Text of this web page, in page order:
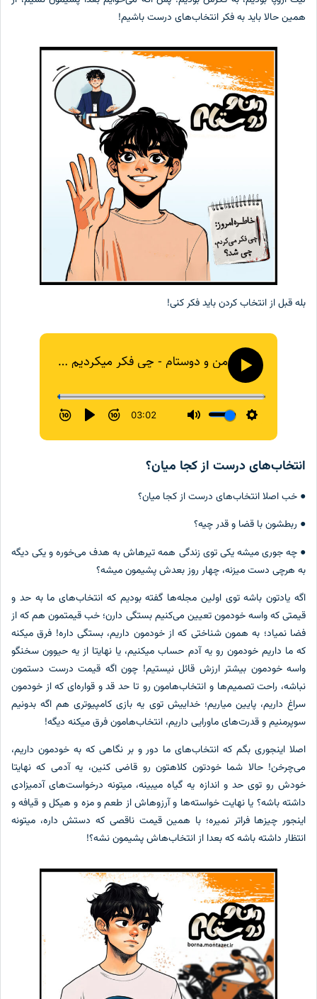
همین حالا باید به فکر انتخاب‌های درست باشیم!
بله قبل از انتخاب کردن باید فکر کنی!
انتخاب‌های درست از کجا میان؟
● خب اصلا انتخاب‌های درست از کجا میان؟
● ربطشون با قضا و قدر چیه؟
● چه جوری میشه یکی توی زندگی همه تیرهاش به هدف می‌خوره و یکی دیگه
به هرچی دست میزنه، چهار روز بعدش پشیمون میشه؟
اگه یادتون باشه توی اولین مجله‌ها گفته بودیم که انتخاب‌های ما به حد و
قیمتی که واسه خودمون تعیین می‌کنیم بستگی دارن؛ خب قیمتمون هم که از
فضا نمیاد؛ به همون شناختی که از خودمون داریم، بستگی داره! فرق میکنه
که ما داریم خودمون رو یه آدم حساب میکنیم، یا نهایتا از یه حیوون سخنگو
واسه خودمون بیشتر ارزش قائل نیستیم! چون اگه قیمت درست دستمون
نباشه، راحت تصمیم‌ها و انتخاب‌هامون رو تا حد قد و قواره‌ای که از خودمون
سراغ داریم، پایین میاریم؛ خداییش توی یه بازی کامپیوتری هم اگه بدونیم
سوپرمنیم و قدرت‌های ماورایی داریم، انتخاب‌هامون فرق میکنه دیگه!
اصلا اینجوری بگم که انتخاب‌های ما دور و بر نگاهی که به خودمون داریم،
می‌چرخن! حالا شما خودتون کلاهتون رو قاضی کنین، یه آدمی که نهایتا
خودش رو توی حد و اندازه یه گیاه میبینه، میتونه درخواست‌های آدمیزادی
داشته باشه؟ یا نهایت خواسته‌ها و آرزوهاش از طعم و مزه و هیکل و قیافه و
اینجور چیزها فراتر نمیره؛ با همین قیمت ناقصی که دستش داره، میتونه
انتظار داشته باشه که بعدا از انتخاب‌هاش پشیمون نشه؟!